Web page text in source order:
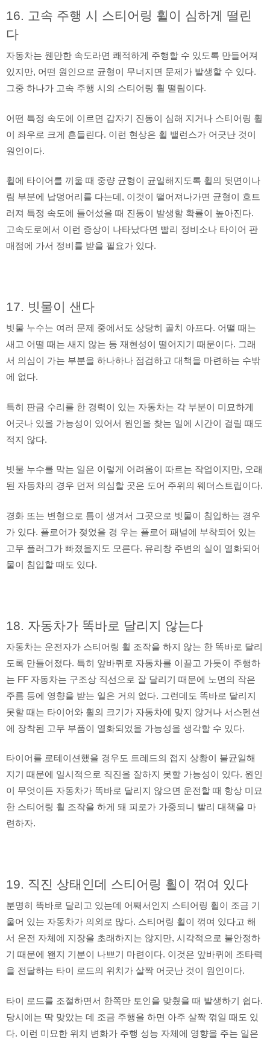
16. 고속 주행 시 스티어링 휠이 심하게 떨린
다
자동차는 웬만한 속도라면 쾌적하게 주행할 수 있도록 만들어져
있지만, 어떤 원인으로 균형이 무너지면 문제가 발생할 수 있다.
그중 하나가 고속 주행 시의 스티어링 휠 떨림이다.
어떤 특정 속도에 이르면 갑자기 진동이 심해 지거나 스티어링 휠
이 좌우로 크게 흔들린다. 이런 현상은 휠 밸런스가 어긋난 것이
원인이다.
휠에 타이어를 끼울 때 중량 균형이 균일해지도록 휠의 뒷면이나
림 부분에 납덩어리를 다는데, 이것이 떨어져나가면 균형이 흐트
러져 특정 속도에 들어섰을 때 진동이 발생할 확률이 높아진다.
고속도로에서 이런 증상이 나타났다면 빨리 정비소나 타이어 판
매점에 가서 정비를 받을 필요가 있다.
17. 빗물이 샌다
빗물 누수는 여러 문제 중에서도 상당히 골치 아프다. 어떨 때는
새고 어떨 때는 새지 않는 등 재현성이 떨어지기 때문이다. 그래
서 의심이 가는 부분을 하나하나 점검하고 대책을 마련하는 수밖
에 없다.
특히 판금 수리를 한 경력이 있는 자동차는 각 부분이 미묘하게
어긋나 있을 가능성이 있어서 원인을 찾는 일에 시간이 걸릴 때도
적지 않다.
빗물 누수를 막는 일은 이렇게 어려움이 따르는 작업이지만, 오래
된 자동차의 경우 먼저 의심할 곳은 도어 주위의 웨더스트립이다.
경화 또는 변형으로 틈이 생겨서 그곳으로 빗물이 침입하는 경우
가 있다. 플로어가 젖었을 경 우는 플로어 패널에 부착되어 있는
고무 플러그가 빠졌을지도 모른다. 유리창 주변의 실이 열화되어
물이 침입할 때도 있다.
18. 자동차가 똑바로 달리지 않는다
자동차는 운전자가 스티어링 휠 조작을 하지 않는 한 똑바로 달리
도록 만들어졌다. 특히 앞바퀴로 자동차를 이끌고 가듯이 주행하
는 FF 자동차는 구조상 직선으로 잘 달리기 때문에 노면의 작은
주름 등에 영향을 받는 일은 거의 없다. 그런데도 똑바로 달리지
못할 때는 타이어와 휠의 크기가 자동차에 맞지 않거나 서스펜션
에 장착된 고무 부품이 열화되었을 가능성을 생각할 수 있다.
타이어를 로테이션했을 경우도 트레드의 접지 상황이 불균일해
지기 때문에 일시적으로 직진을 잘하지 못할 가능성이 있다. 원인
이 무엇이든 자동차가 똑바로 달리지 않으면 운전할 때 항상 미묘
한 스티어링 휠 조작을 하게 돼 피로가 가중되니 빨리 대책을 마
련하자.
19. 직진 상태인데 스티어링 휠이 꺾여 있다
분명히 똑바로 달리고 있는데 어째서인지 스티어링 휠이 조금 기
울어 있는 자동차가 의외로 많다. 스티어링 휠이 꺾여 있다고 해
서 운전 자체에 지장을 초래하지는 않지만, 시각적으로 불안정하
기 때문에 왠지 기분이 나쁘기 마련이다. 이것은 앞바퀴에 조타력
을 전달하는 타이 로드의 위치가 살짝 어긋난 것이 원인이다.
타이 로드를 조절하면서 한쪽만 토인을 맞췄을 때 발생하기 쉽다.
당시에는 딱 맞았는 데 조금 주행을 하면 아주 살짝 꺾일 때도 있
다. 이런 미묘한 위치 변화가 주행 성능 자체에 영향을 주는 일은